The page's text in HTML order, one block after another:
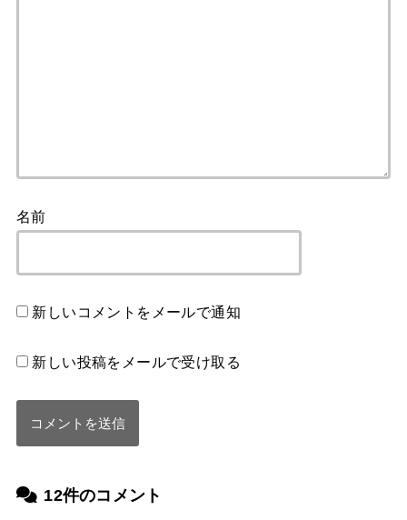
12件のコメント
名前
新しいコメントをメールで通知
新しい投稿をメールで受け取る